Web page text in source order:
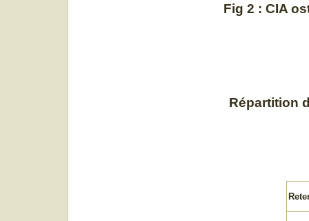
Fig 2 : CIA
Répartition